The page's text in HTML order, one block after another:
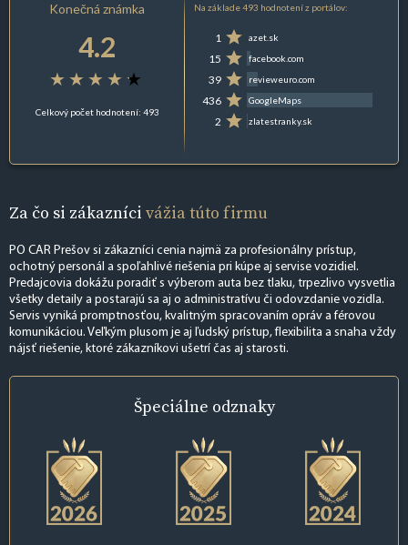
Konečná známka
4.2
Celkový počet hodnotení: 493
Na základe 493 hodnotení z portálov:
1 azet.sk
15 facebook.com
39 revieweuro.com
436 GoogleMaps
2 zlatestranky.sk
Za čo si zákazníci vážia túto firmu
PO CAR Prešov si zákazníci cenia najmä za profesionálny prístup,
ochotný personál a spoľahlivé riešenia pri kúpe aj servise vozidiel.
Predajcovia dokážu poradiť s výberom auta bez tlaku, trpezlivo vysvetlia
všetky detaily a postarajú sa aj o administratívu či odovzdanie vozidla.
Servis vyniká promptnosťou, kvalitným spracovaním opráv a férovou
komunikáciou. Veľkým plusom je aj ľudský prístup, flexibilita a snaha vždy
nájsť riešenie, ktoré zákazníkovi ušetrí čas aj starosti.
Špeciálne odznaky